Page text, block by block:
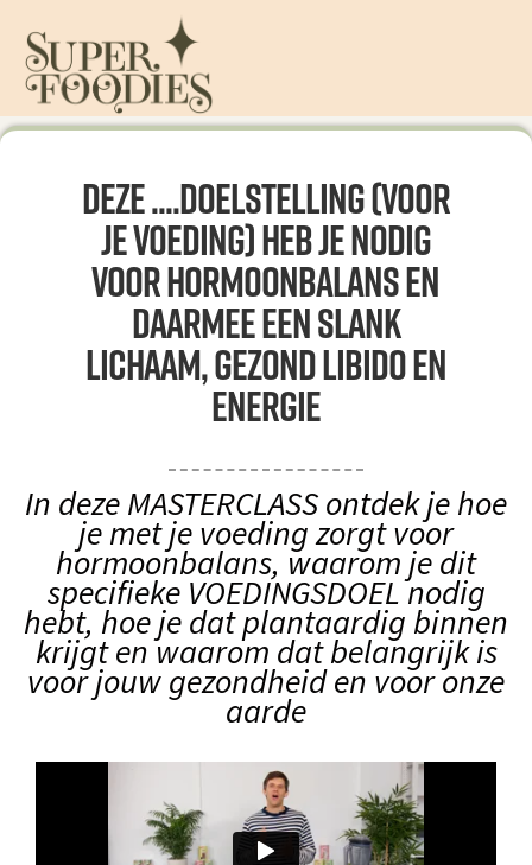
Deze ....DOELSTELLING (voor
je voeding) heb je nodig
voor HORMOONBALANS en
daarmee een slank
lichaam, gezond libido en
energie
In deze MASTERCLASS ontdek je hoe
je met je voeding zorgt voor
hormoonbalans, waarom je dit
specifieke VOEDINGSDOEL nodig
hebt, hoe je dat plantaardig binnen
krijgt en waarom dat belangrijk is
voor jouw gezondheid en voor onze
aarde